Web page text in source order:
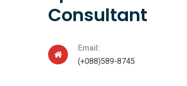
Consultant
Email:
(+088)589-8745